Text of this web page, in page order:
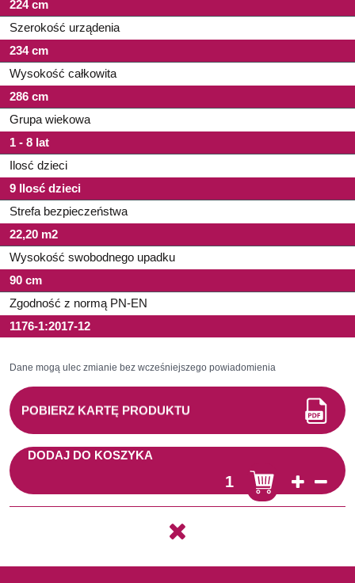
224 cm
Szerokość urządenia
234 cm
Wysokość całkowita
286 cm
Grupa wiekowa
1 - 8 lat
Ilosć dzieci
9 Ilosć dzieci
Strefa bezpieczeństwa
22,20 m2
Wysokość swobodnego upadku
90 cm
Zgodność z normą PN-EN
1176-1:2017-12
Dane mogą ulec zmianie bez wcześniejszego powiadomienia
POBIERZ KARTĘ PRODUKTU
DODAJ DO KOSZYKA